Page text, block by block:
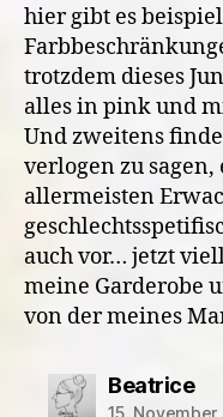
hier gibt es
trotzdem dieses
alles in pink und
Und zweitens
verlogen zu sagen,
allermeisten
auch vor… jetzt
meine Garderobe
von der meines
Beatrice
15. November